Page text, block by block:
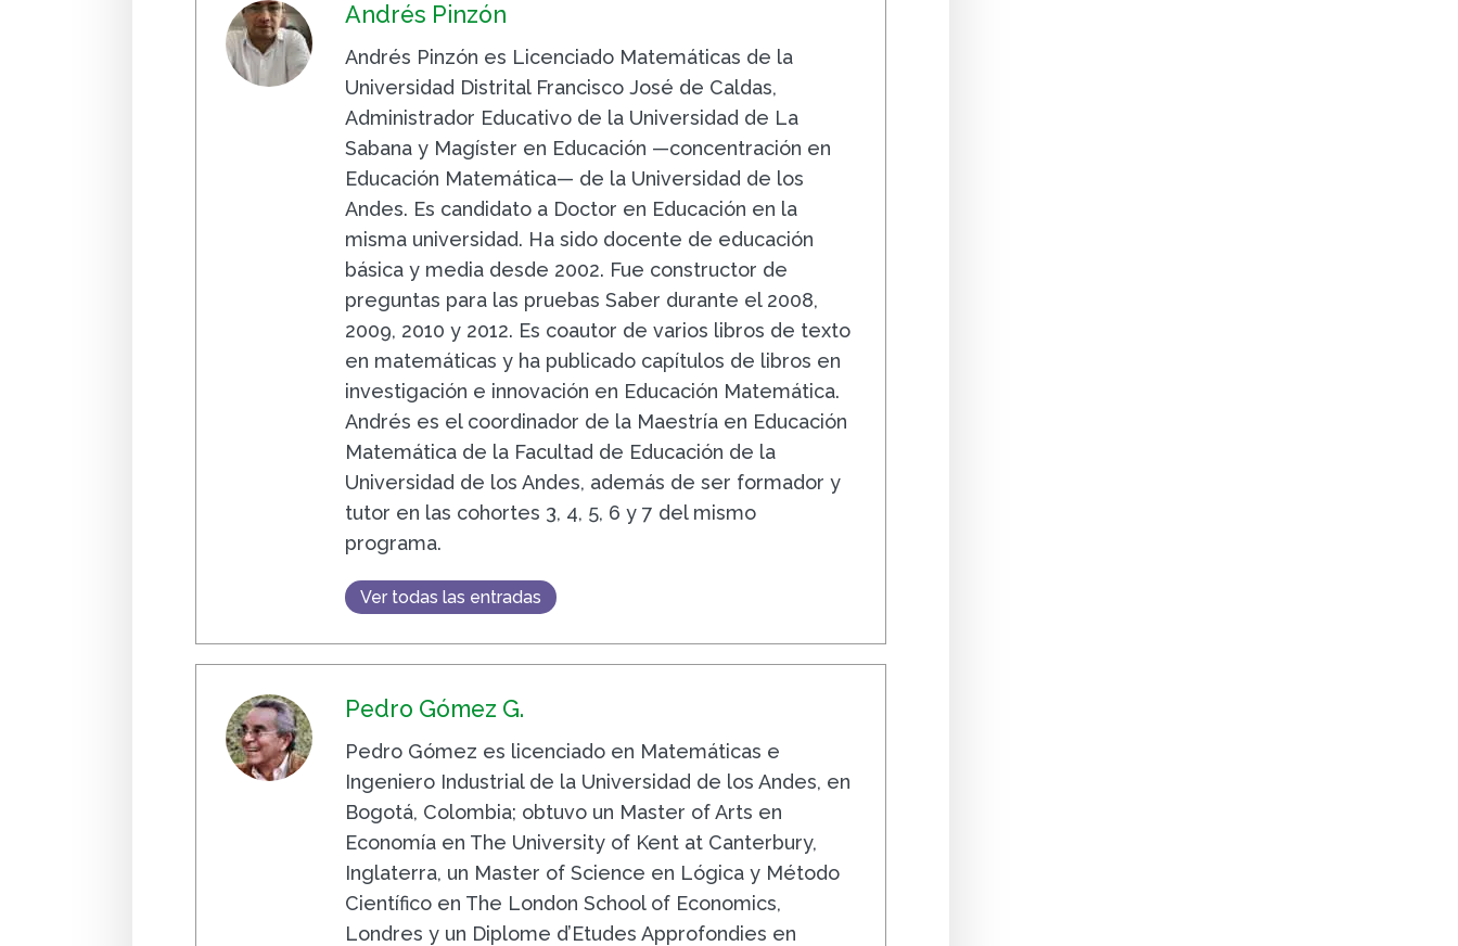
Andrés Pinzón
Andrés Pinzón es Licenciado Matemáticas de la
Universidad Distrital Francisco José de Caldas,
Administrador Educativo de la Universidad de La
Sabana y Magíster en Educación —concentración en
Educación Matemática— de la Universidad de los
Andes. Es candidato a Doctor en Educación en la
misma universidad. Ha sido docente de educación
básica y media desde 2002. Fue constructor de
preguntas para las pruebas Saber durante el 2008,
2009, 2010 y 2012. Es coautor de varios libros de texto
en matemáticas y ha publicado capítulos de libros en
investigación e innovación en Educación Matemática.
Andrés es el coordinador de la Maestría en Educación
Matemática de la Facultad de Educación de la
Universidad de los Andes, además de ser formador y
tutor en las cohortes 3, 4, 5, 6 y 7 del mismo
programa.
Ver todas las entradas
Pedro Gómez G.
Pedro Gómez es licenciado en Matemáticas e
Ingeniero Industrial de la Universidad de los Andes, en
Bogotá, Colombia; obtuvo un Master of Arts en
Economía en The University of Kent at Canterbury,
Inglaterra, un Master of Science en Lógica y Método
Científico en The London School of Economics,
Londres y un Diplome d’Etudes Approfondies en